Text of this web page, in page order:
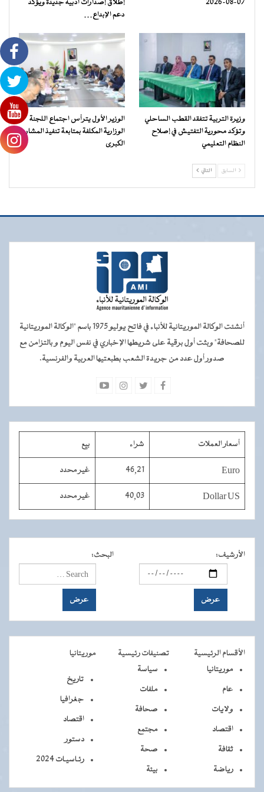
07-08-2026
إطلاق إصدارات أدبية جديدة ويؤكد
دعم الإبداع…
وزيرة التربية تتفقد القطب الساحلي
وتؤكد محورية التفتيش في إصلاح
النظام التعليمي
الوزير الأول يترأس اجتماع اللجنة
الوزارية المكلفة بمتابعة تنفيذ المشاريع
الكبرى
السابق التالي
أنشئت الوكالة الموريتانية للأنباء في فاتح يوليو 1975 باسم "الوكالة الموريتانية
للصحافة" وبثت أول برقية على شريطها الإخباري في نفس اليوم و بالتزامن مع
صدور أول عدد من جريدة الشعب بطبعتيها العربية والفرنسية.
أسعار العملات شراء بيع
Euro
46,21 غير محدد
Dollar US
40,03 غير محدد
الأرشيف: البحث:
الأقسام الرئيسية تصنيفات رئيسية
موريتانيا
موريتانيا
عام
ولايات
اقتصاد
ثقافة
رياضة
سياسة
ملفات
صحافة
مجتمع
صحة
بيئة
تاريخ
جغرافيا
اقتصاد
دستور
رئـاسيـات 2024